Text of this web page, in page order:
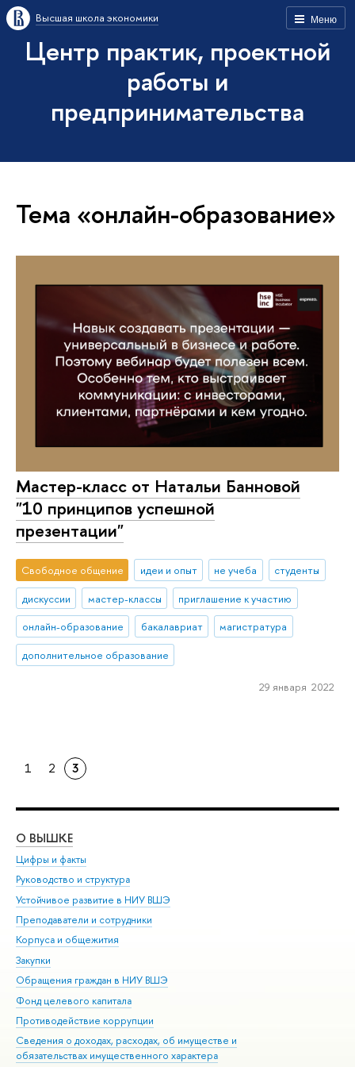
Меню
Высшая школа экономики
Центр практик, проектной
работы и
предпринимательства
Тема «онлайн-образование»
Мастер-класс от Натальи Банновой
"10 принципов успешной
презентации"
Свободное общение идеи и опыт не учеба
студенты
дискуссии
мастер-классы
приглашение к участию
онлайн-образование
бакалавриат
магистратура
дополнительное образование
29 января 2022
1 2 3
О ВЫШКЕ
Цифры и факты
Руководство и структура
Устойчивое развитие в НИУ ВШЭ
Преподаватели и сотрудники
Корпуса и общежития
Закупки
Обращения граждан в НИУ ВШЭ
Фонд целевого капитала
Противодействие коррупции
Сведения о доходах, расходах, об имуществе и
обязательствах имущественного характера